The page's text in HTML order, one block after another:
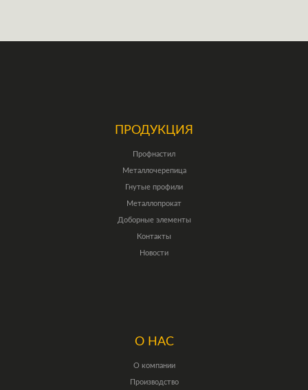
ПРОДУКЦИЯ
Профнастил
Металлочерепица
Гнутые профили
Металлопрокат
Доборные элементы
Контакты
Новости
О НАС
О компании
Производство